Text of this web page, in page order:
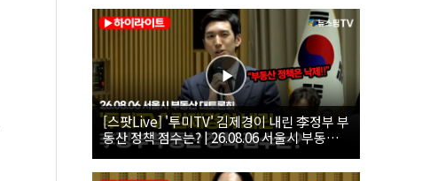
[스팟Live] '투미TV' 김제경이 내린 李정부 부
동산 정책 점수는? | 26.08.06 서울시 부동산
대토론회